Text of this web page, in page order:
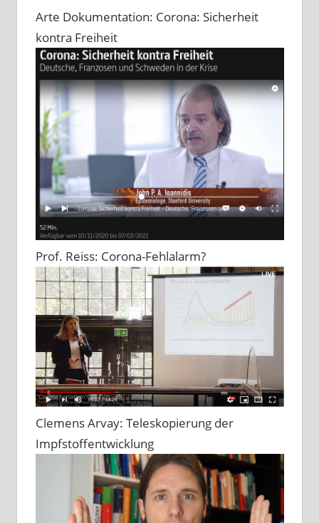
Arte Dokumentation: Corona: Sicherheit
kontra Freiheit
Prof. Reiss: Corona-Fehlalarm?
Clemens Arvay: Teleskopierung der
Impfstoffentwicklung